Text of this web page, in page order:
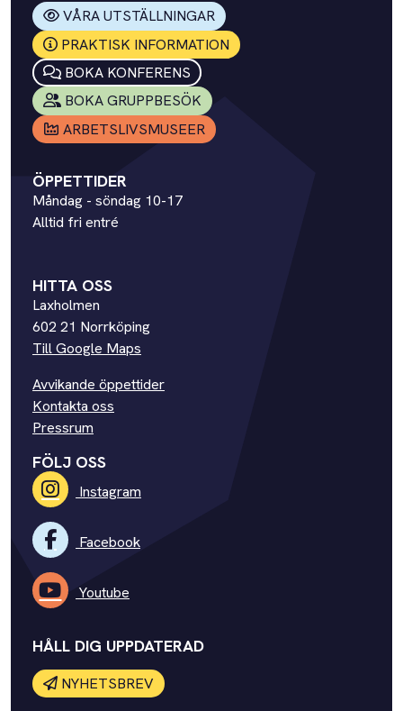
VÅRA UTSTÄLLNINGAR
PRAKTISK INFORMATION
BOKA KONFERENS
BOKA GRUPPBESÖK
ARBETSLIVSMUSEER
ÖPPETTIDER
Måndag - söndag 10-17
Alltid fri entré
HITTA OSS
Laxholmen
602 21 Norrköping
Till Google Maps
Avvikande öppettider
Kontakta oss
Pressrum
FÖLJ OSS
Instagram
Facebook
Youtube
HÅLL DIG UPPDATERAD
NYHETSBREV